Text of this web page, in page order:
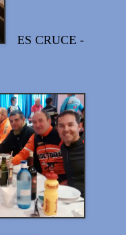
ES CRUCE -